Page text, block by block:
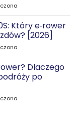
Który e‑rower
[2026]
Dlaczego
po